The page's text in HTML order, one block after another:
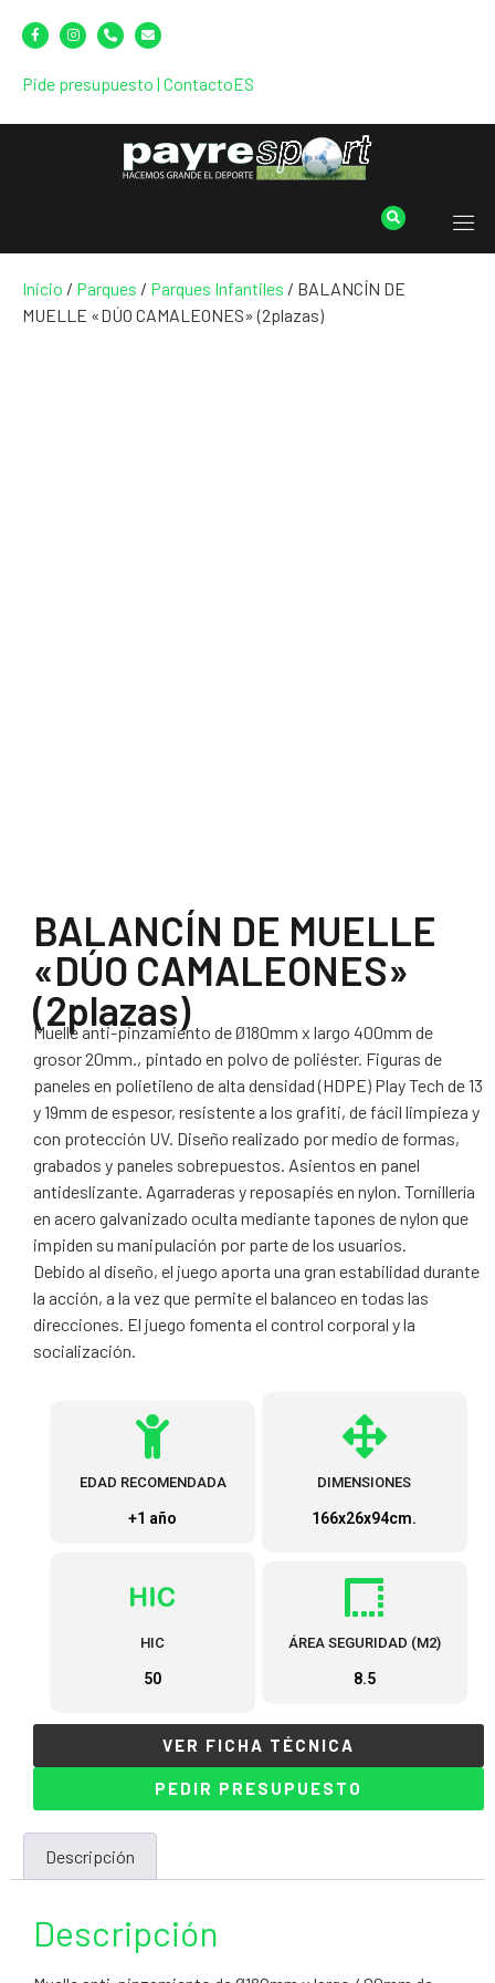
Pide presupuesto | ContactoES
Inicio / Parques / Parques Infantiles / BALANCÍN DE
MUELLE «DÚO CAMALEONES» (2plazas)
BALANCÍN DE MUELLE
«DÚO CAMALEONES»
(2plazas)
Muelle anti-pinzamiento de Ø180mm x largo 400mm de
grosor 20mm., pintado en polvo de poliéster. Figuras de
paneles en polietileno de alta densidad (HDPE) Play Tech de 13
y 19mm de espesor, resistente a los grafiti, de fácil limpieza y
con protección UV. Diseño realizado por medio de formas,
grabados y paneles sobrepuestos. Asientos en panel
antideslizante. Agarraderas y reposapiés en nylon. Tornillería
en acero galvanizado oculta mediante tapones de nylon que
impiden su manipulación por parte de los usuarios.
Debido al diseño, el juego aporta una gran estabilidad durante
la acción, a la vez que permite el balanceo en todas las
direcciones. El juego fomenta el control corporal y la
socialización.
EDAD RECOMENDADA
+1 año
DIMENSIONES
166x26x94cm.
HIC
50
ÁREA SEGURIDAD (M2)
8.5
VER FICHA TÉCNICA
PEDIR PRESUPUESTO
Descripción
Descripción